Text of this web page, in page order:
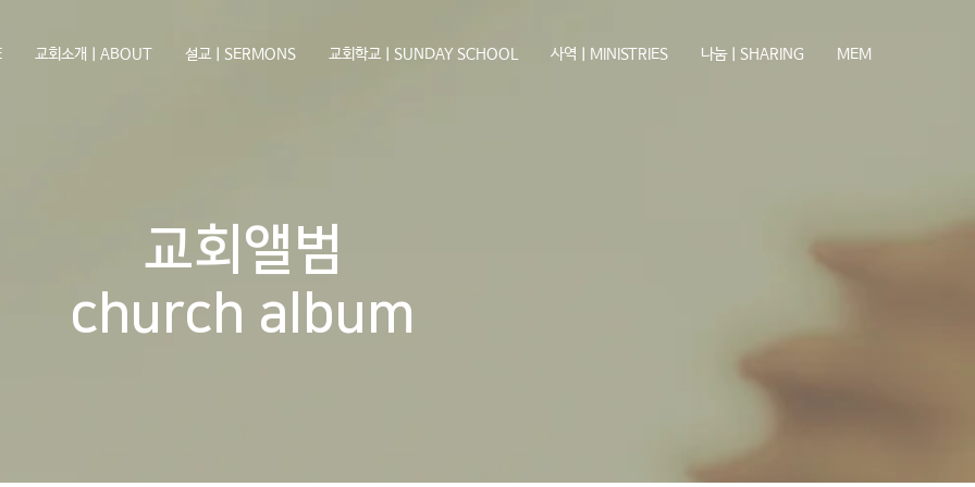
교회소개ㅣABOUT 설교ㅣSERMONS 교회학교ㅣSUNDAY SCHOOL 사역ㅣMINISTRIES 나눔ㅣSHARING MEM
교회앨범
church album